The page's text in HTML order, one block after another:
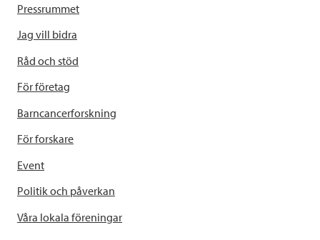
Pressrummet
Jag vill bidra
Råd och stöd
För företag
Barncancerforskning
För forskare
Event
Politik och påverkan
Våra lokala föreningar